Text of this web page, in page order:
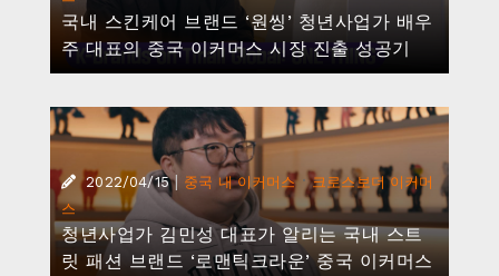
국내 스킨케어 브랜드 ‘원씽’ 청년사업가 배우
주 대표의 중국 이커머스 시장 진출 성공기
2022/04/15 | 중국 내 이커머스·크로스보더 이커머
스
청년사업가 김민성 대표가 알리는 국내 스트
릿 패션 브랜드 ‘로맨틱크라운’ 중국 이커머스